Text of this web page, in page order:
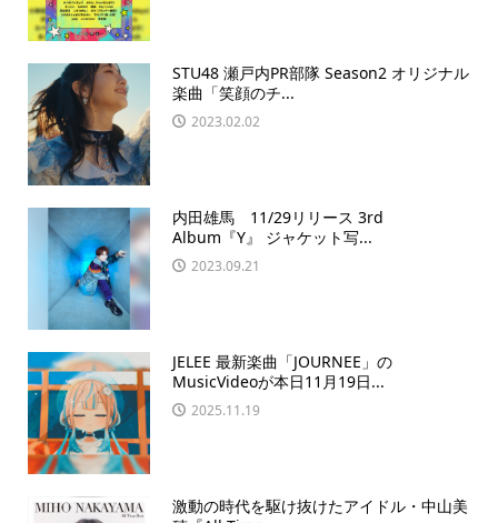
STU48 瀬戸内PR部隊 Season2 オリジナル
楽曲「笑顔のチ...
2023.02.02
内田雄馬 11/29リリース 3rd
Album『Y』 ジャケット写...
2023.09.21
JELEE 最新楽曲「JOURNEE」の
MusicVideoが本日11月19日...
2025.11.19
激動の時代を駆け抜けたアイドル・中山美